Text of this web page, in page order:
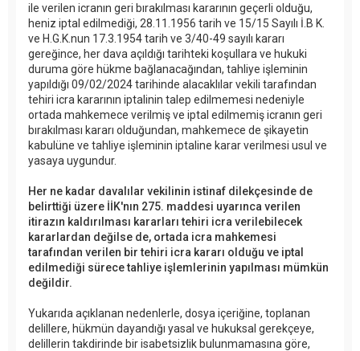
ile verilen icranın geri bırakılması kararının geçerli olduğu,
heniz iptal edilmediği, 28.11.1956 tarih ve 15/15 Sayılı İ.B K.
ve H.G.K.nun 17.3.1954 tarih ve 3/40-49 sayılı kararı
gereğince, her dava açıldığı tarihteki koşullara ve hukuki
duruma göre hükme bağlanacağından, tahliye işleminin
yapıldığı 09/02/2024 tarihinde alacaklılar vekili tarafından
tehiri icra kararının iptalinin talep edilmemesi nedeniyle
ortada mahkemece verilmiş ve iptal edilmemiş icranın geri
bırakılması kararı olduğundan, mahkemece de şikayetin
kabulüne ve tahliye işleminin iptaline karar verilmesi usul ve
yasaya uygundur.
Her ne kadar davalılar vekilinin istinaf dilekçesinde de
belirttiği üzere İİK'nın 275. maddesi uyarınca verilen
itirazın kaldırılması kararları tehiri icra verilebilecek
kararlardan değilse de, ortada icra mahkemesi
tarafından verilen bir tehiri icra kararı olduğu ve iptal
edilmediği sürece tahliye işlemlerinin yapılması mümkün
değildir.
Yukarıda açıklanan nedenlerle, dosya içeriğine, toplanan
delillere, hükmün dayandığı yasal ve hukuksal gerekçeye,
delillerin takdirinde bir isabetsizlik bulunmamasına göre,